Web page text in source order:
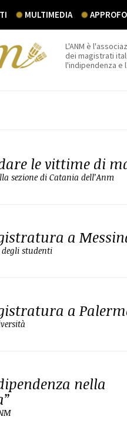
MULTIMEDIA
L'ANM è
dei magistrati
l'indipendenza e
le vittime di
sezione di Catania dell’Anm
a
studenti
a
nella